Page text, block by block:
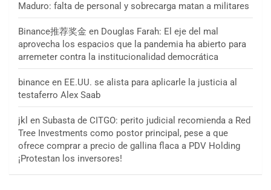
Maduro: falta de personal y sobrecarga matan a militares
Binance推荐奖金 en Douglas Farah: El eje del mal
aprovecha los espacios que la pandemia ha abierto para
arremeter contra la institucionalidad democrática
binance en EE.UU. se alista para aplicarle la justicia al
testaferro Alex Saab
jkl en Subasta de CITGO: perito judicial recomienda a Red
Tree Investments como postor principal, pese a que
ofrece comprar a precio de gallina flaca a PDV Holding
¡Protestan los inversores!